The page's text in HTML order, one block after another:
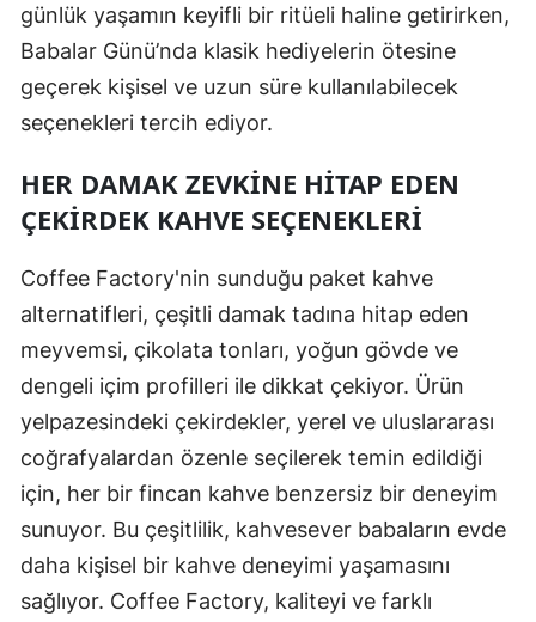
günlük yaşamın keyifli bir ritüeli haline getirirken,
Babalar Günü’nda klasik hediyelerin ötesine
geçerek kişisel ve uzun süre kullanılabilecek
seçenekleri tercih ediyor.
HER DAMAK ZEVKINE HITAP EDEN
ÇEKIRDEK KAHVE SEÇENEKLERI
Coffee Factory'nin sunduğu paket kahve
alternatifleri, çeşitli damak tadına hitap eden
meyvemsi, çikolata tonları, yoğun gövde ve
dengeli içim profilleri ile dikkat çekiyor. Ürün
yelpazesindeki çekirdekler, yerel ve uluslararası
coğrafyalardan özenle seçilerek temin edildiği
için, her bir fincan kahve benzersiz bir deneyim
sunuyor. Bu çeşitlilik, kahvesever babaların evde
daha kişisel bir kahve deneyimi yaşamasını
sağlıyor. Coffee Factory, kaliteyi ve farklı